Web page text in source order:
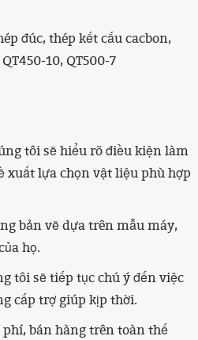
đúc, thép kết cấu cacbon,
10, QT500-7
tôi sẽ hiểu rõ điều kiện làm
xuất lựa chọn vật liệu phù hợp
bản vẽ dựa trên mẫu máy,
họ.
tôi sẽ tiếp tục chú ý đến việc
cấp trợ giúp kịp thời.
phí, bán hàng trên toàn thế